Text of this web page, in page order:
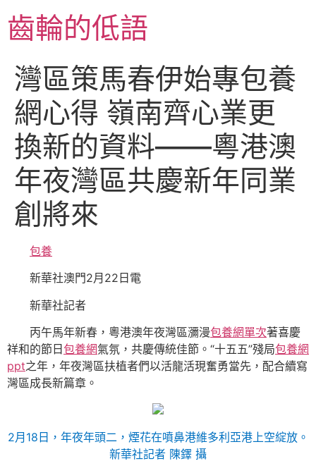
至
主齒輪的低語
灣區策馬春伊始專包養
網心得 嶺南齊心業更
換新的資料——粵港澳
年夜灣區共慶新年同業
創將來
包養
新華社澳門2月22日電
新華社記者
丙午馬年新春，粵港澳年夜灣區瀰漫包養網單次著喜慶
祥和的節日 包養網氣氛，共慶傳統佳節。“十五五”殘局包養網
ppt之年，年夜灣區扶植者們以活龍活現奮勇當先，配合續寫
灣區成長新篇章。
2月18日，年夜年頭二，煙花在噴鼻港維多利亞港上空綻放。
新華社記者 陳鐸 攝